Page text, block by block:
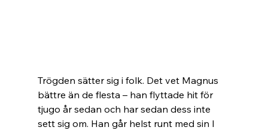
Trögden sätter sig i folk. Det vet Magnus
bättre än de flesta – han flyttade hit för
tjugo år sedan och har sedan dess inte
sett sig om. Han går helst runt med sin I